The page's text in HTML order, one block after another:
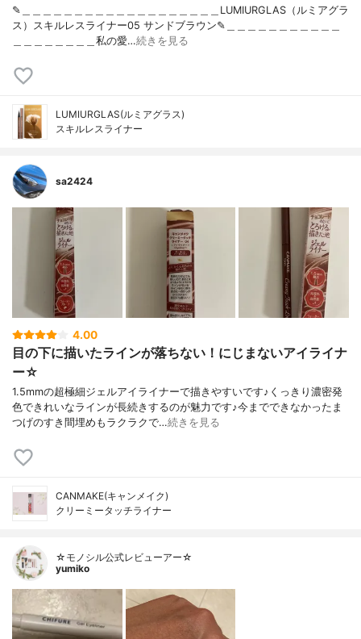
✎＿＿＿＿＿＿＿＿＿＿＿＿＿＿＿＿＿＿＿LUMIURGLAS（ルミアグラ
ス）スキルレスライナー05 サンドブラウン✎＿＿＿＿＿＿＿＿＿＿＿
＿＿＿＿＿＿＿＿私の愛…続きを見る
LUMIURGLAS(ルミアグラス)
スキルレスライナー
sa2424
4.00
目の下に描いたラインが落ちない！にじまないアイライナ
ー☆
1.5mmの超極細ジェルアイライナーで描きやすいです♪くっきり濃密発
色できれいなラインが長続きするのが魅力です♪今までできなかったま
つげのすき間埋めもラクラクで…続きを見る
CANMAKE(キャンメイク)
クリーミータッチライナー
☆モノシル公式レビューアー☆
yumiko